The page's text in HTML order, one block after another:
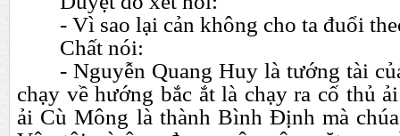
- Vì sao lại cản không cho ta đuổi
Chất nói:
- Nguyễn Quang Huy là tướng tài
chạy về hướng bắc ắt là chạy ra cố thủ
ải Cù Mông là thành Bình Định mà